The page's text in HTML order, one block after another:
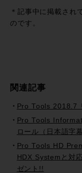
＊記事中に掲載され
のです。
関連記事
Pro Tools 2018.7
Pro Tools
ロール（日本語字
Pro Tools HD
HDX Systemと対
ゼント!!